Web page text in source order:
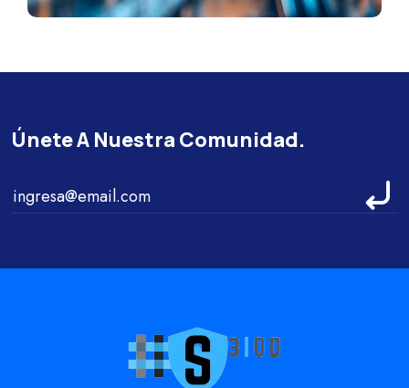
Únete A Nuestra Comunidad.